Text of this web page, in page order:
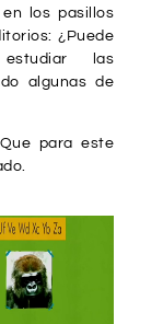
los pasillos
¿Puede
las
algunas de
para este